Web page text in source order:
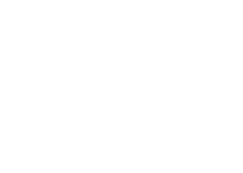
]
青砥 アイ・ラウンジ